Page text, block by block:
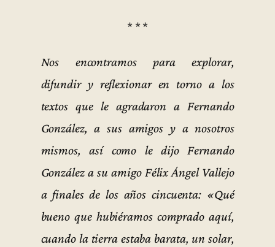
* * *
Nos encontramos para explorar,
difundir y reflexionar en torno a los
textos que le agradaron a Fernando
González, a sus amigos y a nosotros
mismos, así como le dijo Fernando
González a su amigo Félix Ángel Vallejo
a finales de los años cincuenta: «Qué
bueno que hubiéramos comprado aquí,
cuando la tierra estaba barata, un solar,